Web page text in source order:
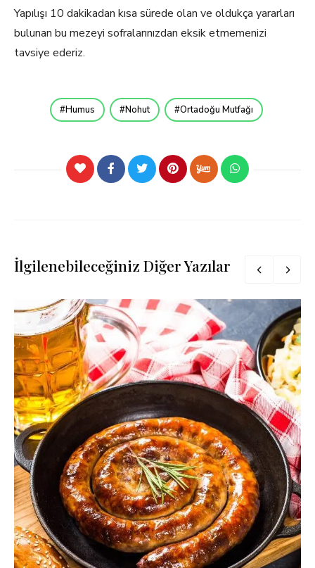
Yapılışı 10 dakikadan kısa sürede olan ve oldukça yararları
bulunan bu mezeyi sofralarınızdan eksik etmemenizi
tavsiye ederiz.
Humus Nohut Ortadoğu Mutfağı
İlgilenebileceğiniz Diğer Yazılar